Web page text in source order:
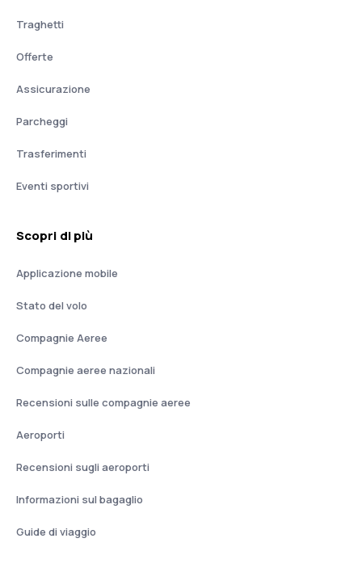
Traghetti
Offerte
Assicurazione
Parcheggi
Trasferimenti
Eventi sportivi
Scopri di più
Applicazione mobile
Stato del volo
Compagnie Aeree
Compagnie aeree nazionali
Recensioni sulle compagnie aeree
Aeroporti
Recensioni sugli aeroporti
Informazioni sul bagaglio
Guide di viaggio